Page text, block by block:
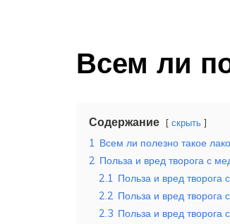
Всем ли
Содержание скрыть
1 Всем ли полезно такое
2 Польза и вред творога с
2.1 Польза и вред творога
2.2 Польза и вред творога
2.3 Польза и вред